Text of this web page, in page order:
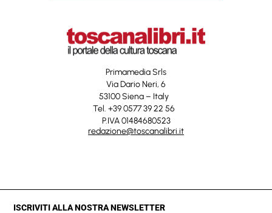
Primamedia Srls
Via Dario Neri, 6
53100 Siena – Italy
Tel. +39 0577 39 22 56
P.IVA 01484680523
redazione@toscanalibri.it
ISCRIVITI ALLA NOSTRA NEWSLETTER